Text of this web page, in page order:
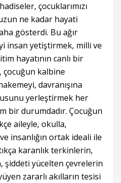
çocuklarımızı
ne kadar hayati
gösterdi. Bu ağır
insan yetiştirmek, milli ve
hayatının canlı bir
çocuğun kalbine
davranışına
yerleştirmek her
bir durumdadır. Çocuğun
aileyle, okulla,
insanlığın ortak ideali ile
karanlık terkinlerin,
şiddeti yücelten çevrelerin
zararlı akılların tesisi